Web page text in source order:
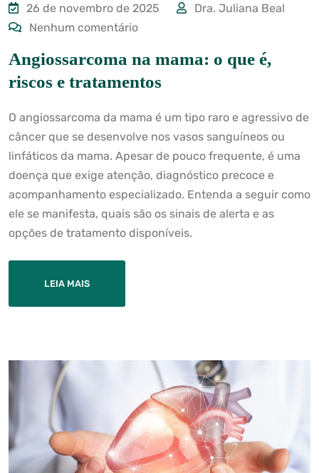
26 de novembro de 2025
Dra. Juliana Beal
Nenhum comentário
Angiossarcoma na mama: o que é,
riscos e tratamentos
O angiossarcoma da mama é um tipo raro e agressivo de
câncer que se desenvolve nos vasos sanguíneos ou
linfáticos da mama. Apesar de pouco frequente, é uma
doença que exige atenção, diagnóstico precoce e
acompanhamento especializado. Entenda a seguir como
ele se manifesta, quais são os sinais de alerta e as
opções de tratamento disponíveis.
LEIA MAIS